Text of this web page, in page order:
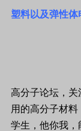
塑料以及弹性
高分子论坛，关
用的高分子材料
学生，他你我，